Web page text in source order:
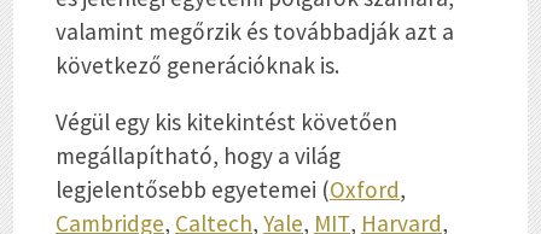
valamint megőrzik és továbbadják azt a
következő generációknak is.
Végül egy kis kitekintést követően
megállapítható, hogy a világ
legjelentősebb egyetemei (Oxford,
Cambridge, Caltech, Yale, MIT, Harvard,